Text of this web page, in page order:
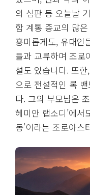
의 심판 등 오늘날
함 계통 종교의 많
흥미롭게도, 유대인
들과 교류하며 조로
설도 있습니다. 또
으로 전설적인 록
다. 그의 부모님은
헤미안 랩소디’에서
동’이라는 조로아